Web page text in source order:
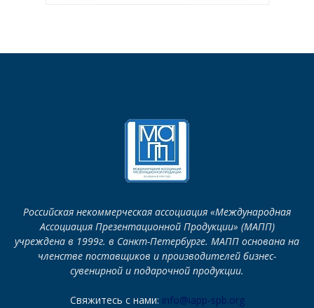
Российская некоммерческая ассоциация «Международная
Ассоциация Презентационной Продукции» (МАПП)
учреждена в 1999г. в Санкт-Петербурге. МАПП основана на
членстве поставщиков и производителей бизнес-
сувенирной и подарочной продукции.
Свяжитесь с нами: info@iapp-spb.org